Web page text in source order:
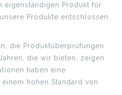
eigenständigen Produkt für
Produkte entschlossen
die Produktüberprüfungen
die wir bieten, zeigen
haben eine
hohen Standard von